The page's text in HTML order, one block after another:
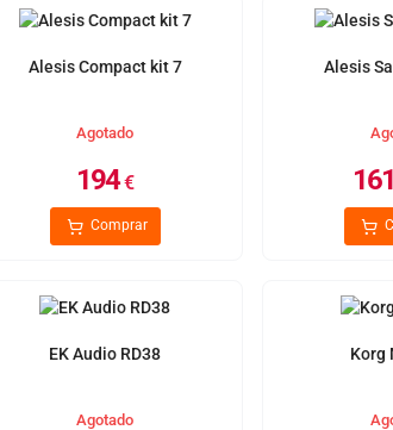
Alesis Compact kit 7
Agotado
194€
Comprar
Alesis
EK Audio RD38
Agotado
Korg